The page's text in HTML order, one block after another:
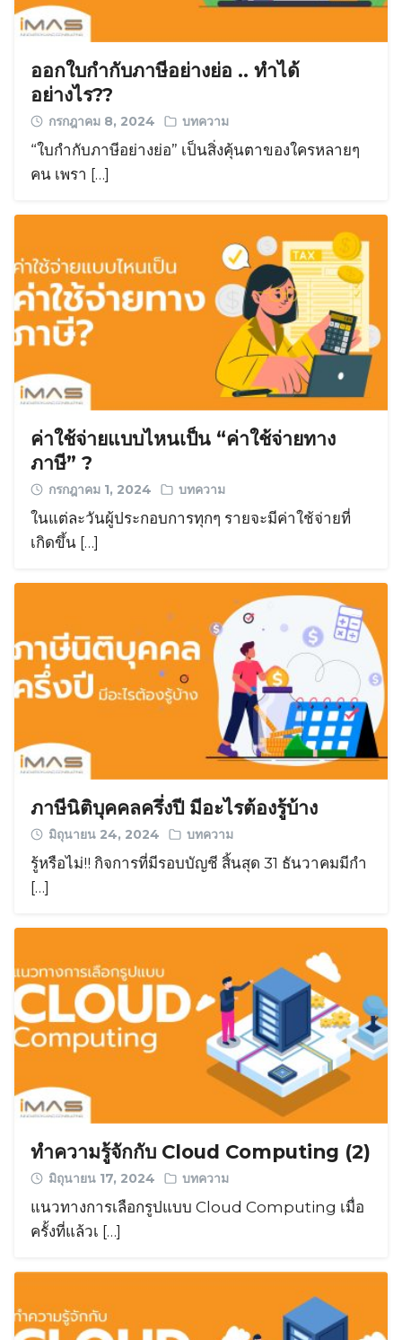
ออกใบกำกับภาษีอย่างย่อ .. ทำได้
อย่างไร??
กรกฎาคม 8, 2024 บทความ
“ใบกำกับภาษีอย่างย่อ” เป็นสิ่งคุ้นตาของใครหลายๆ
คน เพรา […]
ค่าใช้จ่ายแบบไหนเป็น “ค่าใช้จ่ายทาง
ภาษี” ?
กรกฎาคม 1, 2024 บทความ
ในแต่ละวันผู้ประกอบการทุกๆ รายจะมีค่าใช้จ่ายที่
เกิดขึ้น […]
ภาษีนิติบุคคลครึ่งปี มีอะไรต้องรู้บ้าง
มิถุนายน 24, 2024 บทความ
รู้หรือไม่!! กิจการที่มีรอบบัญชี สิ้นสุด 31 ธันวาคมมีกำ
[…]
ทำความรู้จักกับ Cloud Computing (2)
มิถุนายน 17, 2024 บทความ
แนวทางการเลือกรูปแบบ Cloud Computing เมื่อ
ครั้งที่แล้วเ […]